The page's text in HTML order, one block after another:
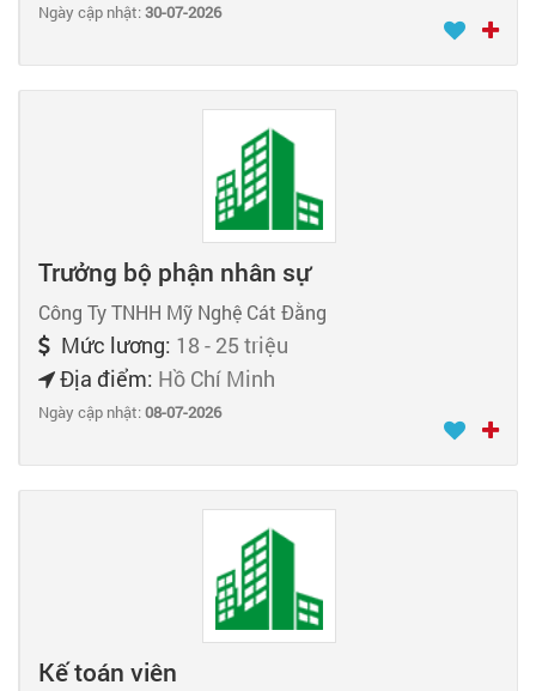
Ngày cập nhật:30-07-2026
Trưởng bộ phận nhân sự
Công Ty TNHH Mỹ Nghệ Cát Đằng
Mức lương: 18 - 25 triệu
Địa điểm: Hồ Chí Minh
Ngày cập nhật:08-07-2026
Kế toán viên